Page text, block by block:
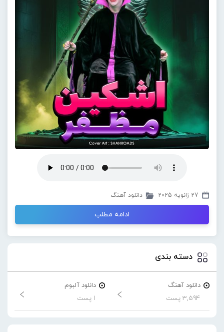
27 ژانویه 2025 دانلود آهنگ
ادامه مطلب
دسته بندی
دانلود آهنگ
3,594 پست
دانلود آلبوم
1 پست